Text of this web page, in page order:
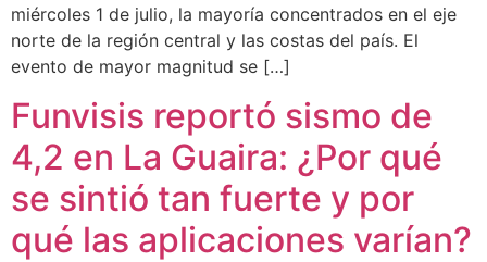
miércoles 1 de julio, la mayoría concentrados en el eje
norte de la región central y las costas del país. ​El
evento de mayor magnitud se […]
Funvisis reportó sismo de
4,2 en La Guaira: ¿Por qué
se sintió tan fuerte y por
qué las aplicaciones varían?